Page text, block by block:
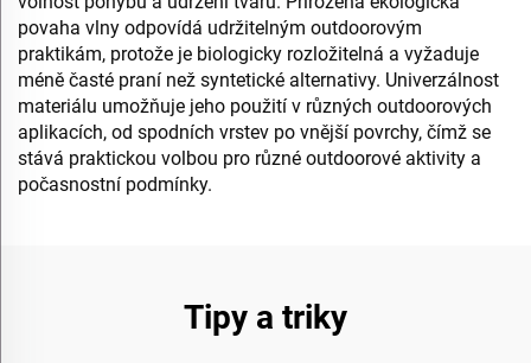
povaha vlny odpovídá udržitelným outdoorovým
praktikám, protože je biologicky rozložitelná a vyžaduje
méně časté praní než syntetické alternativy. Univerzálnost
materiálu umožňuje jeho použití v různých outdoorových
aplikacích, od spodních vrstev po vnější povrchy, čímž se
stává praktickou volbou pro různé outdoorové aktivity a
počasnostní podmínky.
Tipy a triky